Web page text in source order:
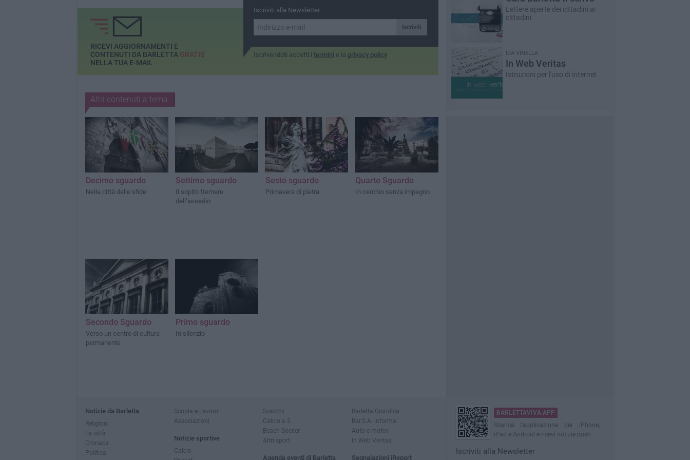
Iscriviti alla Newsletter
Iscriviti
Iscrivendoti accetti i termini e la privacy policy
RICEVI AGGIORNAMENTI E
CONTENUTI DA BARLETTA GRATIS
NELLA TUA E-MAIL
Altri contenuti a tema
Decimo sguardo
Nella città delle sfide
Settimo sguardo
Il sopito fremere
dell’assedio
Sesto sguardo
Primavera di pietra
Quarto Sguardo
In cerchio senza impegno
Secondo Sguardo
Verso un centro di cultura
permanente
Primo sguardo
In silenzio
Lettere aperte dei cittadini ai
cittadini
IDA VINELLA
In Web Veritas
Istruzioni per l'uso di internet
Notizie da Barletta
Religioni
La città
Cronaca
Politica
Scuola e Lavoro
Associazioni
Notizie sportive
Calcio
Scacchi
Calcio a 5
Beach Soccer
Altri sport
Agenda eventi di Barletta
Barletta Giuridica
Bar.S.A. informa
Auto e motori
In Web Veritas
Segnalazioni iReport
BARLETTAVIVA APP
Scarica l'applicazione per iPhone,
iPad e Android e ricevi notizie push
Iscriviti alla Newsletter